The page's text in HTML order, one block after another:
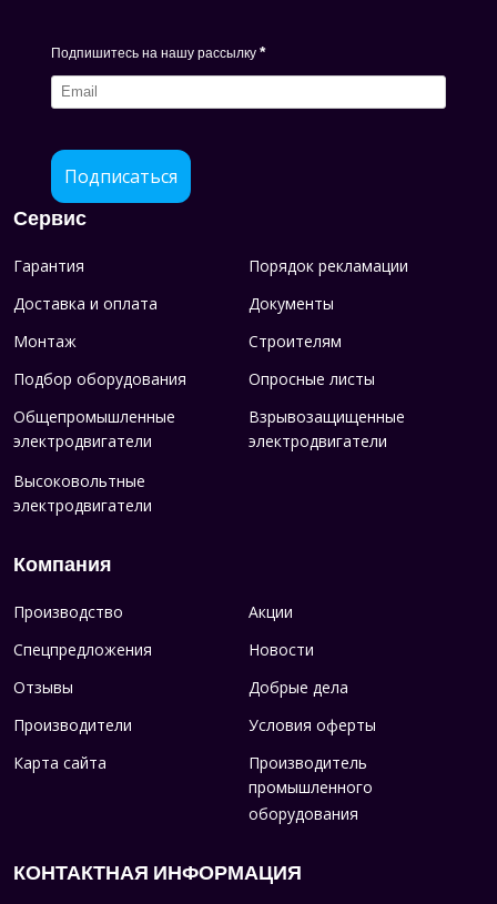
Подпишитесь на нашу рассылку *
Подписаться
Сервис
Гарантия
Порядок рекламации
Доставка и оплата
Документы
Монтаж
Строителям
Подбор оборудования
Опросные листы
Общепромышленные
электродвигатели
Взрывозащищенные
электродвигатели
Высоковольтные
электродвигатели
Компания
Производство
Акции
Спецпредложения
Новости
Отзывы
Добрые дела
Производители
Условия оферты
Карта сайта
Производитель
промышленного
оборудования
КОНТАКТНАЯ ИНФОРМАЦИЯ